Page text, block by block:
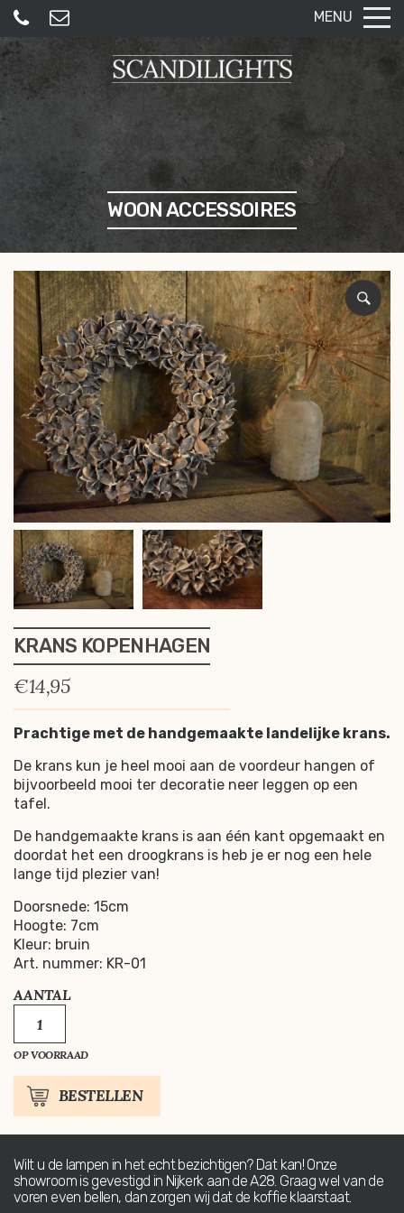
MENU
WOON ACCESSOIRES
KRANS KOPENHAGEN
€14,95
Prachtige met de handgemaakte landelijke krans.
De krans kun je heel mooi aan de voordeur hangen of
bijvoorbeeld mooi ter decoratie neer leggen op een
tafel.
De handgemaakte krans is aan één kant opgemaakt en
doordat het een droogkrans is heb je er nog een hele
lange tijd plezier van!
Doorsnede: 15cm
Hoogte: 7cm
Kleur: bruin
Art. nummer: KR-01
AANTAL
KOPENHAGEN
AANTAL
OP VOORRAAD
BESTELLEN
Wilt u de lampen in het echt bezichtigen? Dat kan! Onze
showroom is gevestigd in Nijkerk aan de A28. Graag wel van de
voren even bellen, dan zorgen wij dat de koffie klaarstaat.